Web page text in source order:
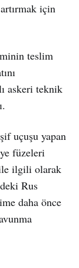
için
teslim
askeri teknik
uçuşu yapan
füzeleri
ilgili olarak
Rus
daha önce